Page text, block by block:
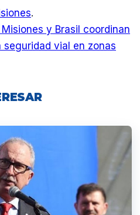
.
y Brasil coordinan
vial en zonas